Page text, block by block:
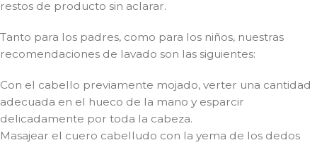
restos de producto sin aclarar.
Tanto para los padres, como para los niños, nuestras
recomendaciones de lavado son las siguientes:
Con el cabello previamente mojado, verter una cantidad
adecuada en el hueco de la mano y esparcir
delicadamente por toda la cabeza.
Masajear el cuero cabelludo con la yema de los dedos